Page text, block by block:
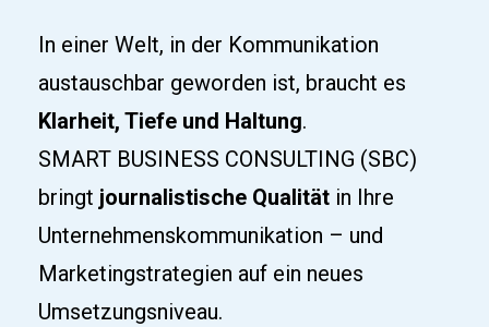
In einer Welt, in der Kommunikation
Klarheit, Tiefe und Haltung.
SMART BUSINESS CONSULTING (SBC)
bringt journalistische Qualität in Ihre
Unternehmenskommunikation – und
Marketingstrategien auf ein neues
Umsetzungsniveau.